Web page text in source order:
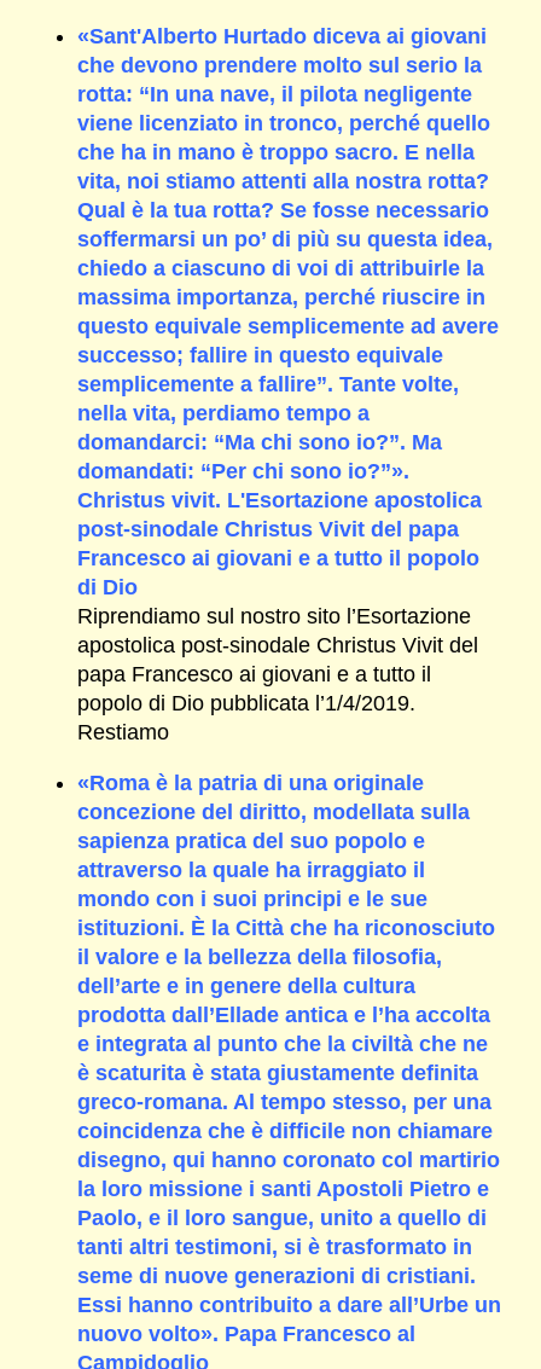
«Sant'Alberto Hurtado diceva ai giovani
che devono prendere molto sul serio la
rotta: “In una nave, il pilota negligente
viene licenziato in tronco, perché quello
che ha in mano è troppo sacro. E nella
vita, noi stiamo attenti alla nostra rotta?
Qual è la tua rotta? Se fosse necessario
soffermarsi un po’ di più su questa idea,
chiedo a ciascuno di voi di attribuirle la
massima importanza, perché riuscire in
questo equivale semplicemente ad avere
successo; fallire in questo equivale
semplicemente a fallire”. Tante volte,
nella vita, perdiamo tempo a
domandarci: “Ma chi sono io?”. Ma
domandati: “Per chi sono io?”».
Christus vivit. L'Esortazione apostolica
post-sinodale Christus Vivit del papa
Francesco ai giovani e a tutto il popolo
di Dio
Riprendiamo sul nostro sito l’Esortazione
apostolica post-sinodale Christus Vivit del
papa Francesco ai giovani e a tutto il
popolo di Dio pubblicata l’1/4/2019.
Restiamo
«Roma è la patria di una originale
concezione del diritto, modellata sulla
sapienza pratica del suo popolo e
attraverso la quale ha irraggiato il
mondo con i suoi principi e le sue
istituzioni. È la Città che ha riconosciuto
il valore e la bellezza della filosofia,
dell’arte e in genere della cultura
prodotta dall’Ellade antica e l’ha accolta
e integrata al punto che la civiltà che ne
è scaturita è stata giustamente definita
greco-romana. Al tempo stesso, per una
coincidenza che è difficile non chiamare
disegno, qui hanno coronato col martirio
la loro missione i santi Apostoli Pietro e
Paolo, e il loro sangue, unito a quello di
tanti altri testimoni, si è trasformato in
seme di nuove generazioni di cristiani.
Essi hanno contribuito a dare all’Urbe un
nuovo volto». Papa Francesco al
Campidoglio